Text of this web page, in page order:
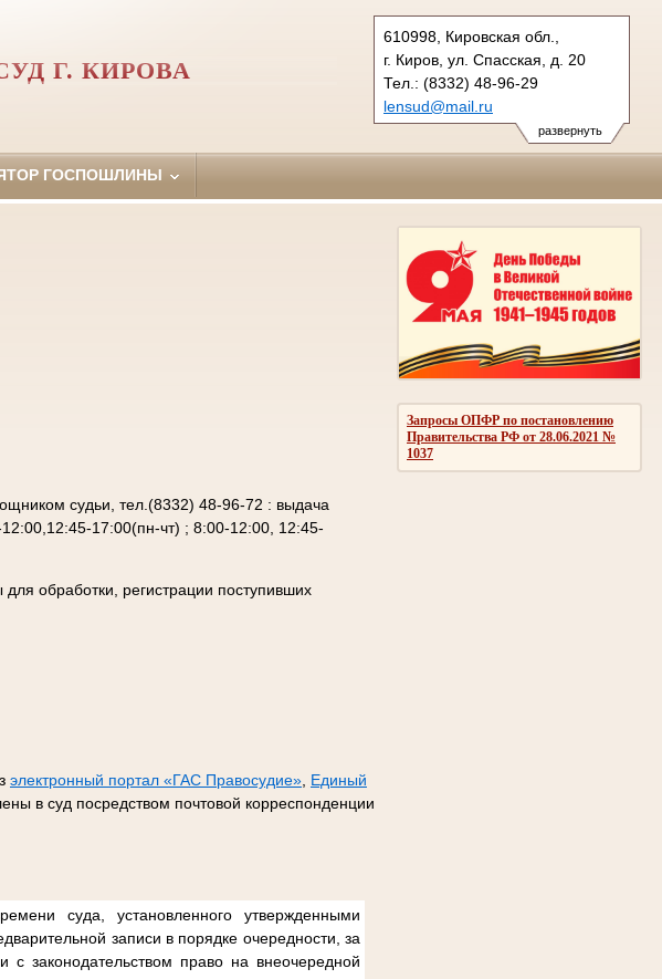
развернуть
610998, Кировская обл.,
г. Киров, ул. Спасская, д. 20
Тел.: (8332) 48-96-29
lensud@mail.ru
схема проезда
Г. КИРОВА
ГОСПОШЛИНЫ
Запросы ОПФР по постановлению
Правительства РФ от 28.06.2021 №
1037
судьи, тел.(8332) 48-96-72 : выдача
17:00(пн-чт) ; 8:00-12:00, 12:45-
обработки, регистрации поступивших
электронный портал «ГАС Правосудие», Единый
в суд посредством почтовой корреспонденции
суда, установленного утвержденными
записи в порядке очередности, за
с законодательством право на внеочередной